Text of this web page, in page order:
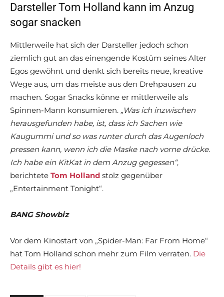
Darsteller Tom Holland kann im Anzug
sogar snacken
Mittlerweile hat sich der Darsteller jedoch schon
ziemlich gut an das einengende Kostüm seines Alter
Egos gewöhnt und denkt sich bereits neue, kreative
Wege aus, um das meiste aus den Drehpausen zu
machen. Sogar Snacks könne er mittlerweile als
Spinnen-Mann konsumieren. „Was ich inzwischen
herausgefunden habe, ist, dass ich Sachen wie
Kaugummi und so was runter durch das Augenloch
pressen kann, wenn ich die Maske nach vorne drücke.
Ich habe ein KitKat in dem Anzug gegessen“,
berichtete Tom Holland stolz gegenüber
„Entertainment Tonight“.
BANG Showbiz
Vor dem Kinostart von „Spider-Man: Far From Home“
hat Tom Holland schon mehr zum Film verraten. Die
Details gibt es hier!